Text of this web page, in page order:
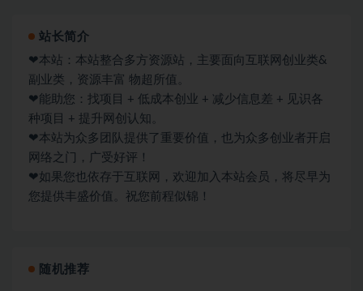
站长简介
❤本站：本站整合多方资源站，主要面向互联网创业类&
副业类，资源丰富 物超所值。
❤能助您：找项目 + 低成本创业 + 减少信息差 + 见识各
种项目 + 提升网创认知。
❤本站为众多团队提供了重要价值，也为众多创业者开启
网络之门，广受好评！
❤如果您也依存于互联网，欢迎加入本站会员，将尽早为
您提供丰盛价值。祝您前程似锦！
随机推荐